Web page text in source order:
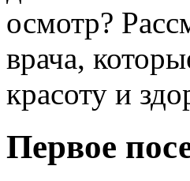
осмотр?
врача,
красоту и
Первое